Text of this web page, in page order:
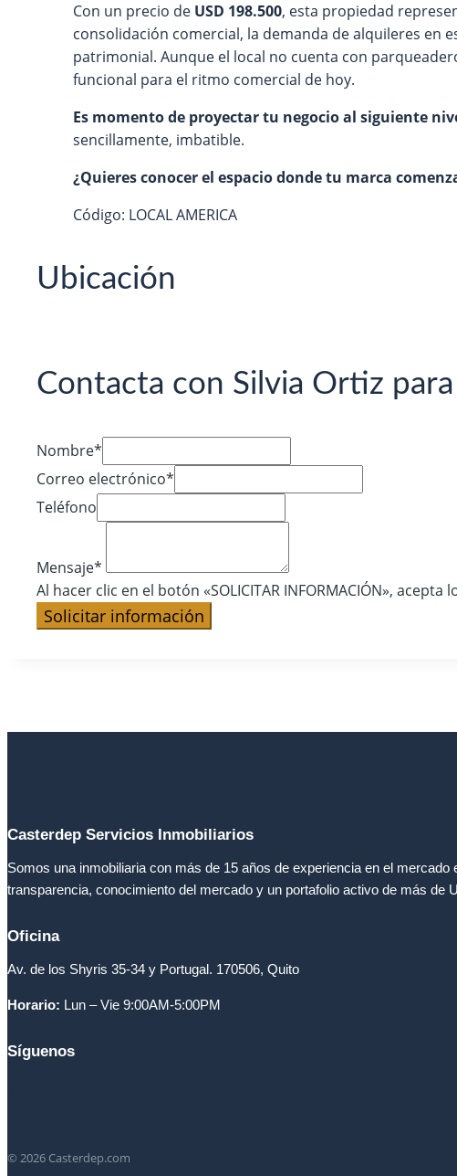
Con un precio de USD 198.500, esta propiedad
consolidación comercial, la demanda de alquileres en
patrimonial. Aunque el local no cuenta con
funcional para el ritmo comercial de hoy.
Es momento de proyectar tu negocio al siguiente
sencillamente, imbatible.
¿Quieres conocer el espacio donde tu marca
Código: LOCAL AMERICA
Ubicación
Contacta con Silvia Ortiz
Nombre*
Correo electrónico*
Teléfono
Mensaje*
Al hacer clic en el botón «SOLICITAR INFORMACIÓN»,
Solicitar información
Casterdep Servicios Inmobiliarios
Somos una inmobiliaria con más de 15 años de experiencia en el
transparencia, conocimiento del mercado y un portafolio activo de más de
Oficina
Av. de los Shyris 35-34 y Portugal. 170506, Quito
Horario: Lun – Vie 9:00AM-5:00PM
Síguenos
© 2026 Casterdep.com